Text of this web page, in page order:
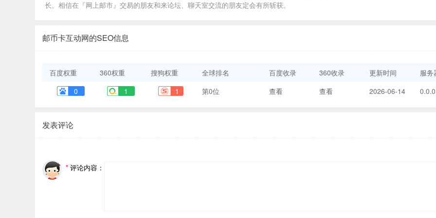
长。相信在『网上邮市』交易的朋友和来论坛、聊天室交流的朋友定会有所斩获。
邮币卡互动网的SEO信息
百度权重 360权重 搜狗权重 全球排名 百度收录 360收录 更新时间
服务
0
1 1 第0位 查看 查看 2026-06-14
发表评论
* 评论内容：